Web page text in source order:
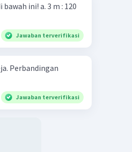
a. 3 m : 120
Jawaban terverifikasi
Perbandingan
Jawaban terverifikasi